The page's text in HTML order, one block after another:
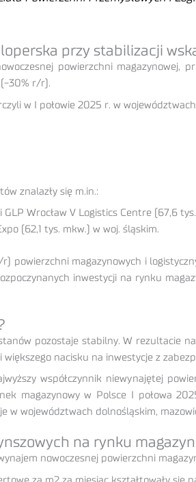
przy stabilizacji
powierzchni
(-30% r/r).
w I połowie 2025 r. w
znalazły się m.in.:
Wrocław V Logistics Centre (67,6
(62,1 tys. mkw.) w woj. śląskim.
powierzchni magazynowych i
inwestycji na rynku
pozostaje stabilny. W rezultacie
nacisku na inwestycje z
współczynnik niewynajętej
magazynowy w Polsce I połowa
w województwach dolnośląskim,
na rynku
nowoczesnej powierzchni